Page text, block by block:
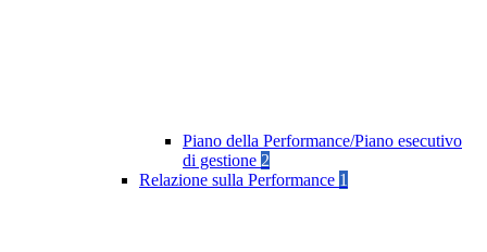
Piano della Performance/Piano esecutivo
di gestione 2
Relazione sulla Performance 1